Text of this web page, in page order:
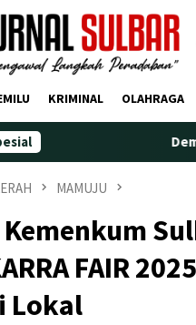
KRIMINAL OLAHRAGA
Demokrat
MAMUJU
FAIR
Lokal